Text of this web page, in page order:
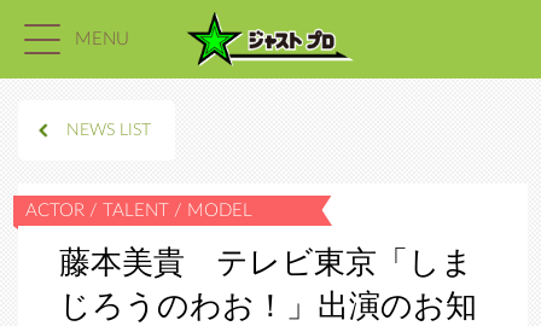
MENU
NEWS LIST
藤本美貴 テレビ東京「しま
じろうのわお！」出演のお知